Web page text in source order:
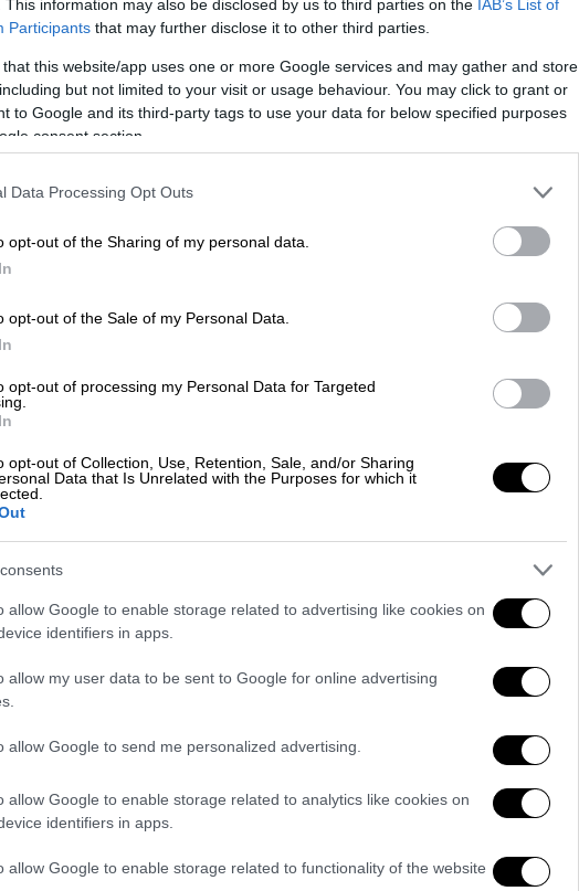
This information may also be disclosed by us to third parties on the IAB’s List of
Participants that may further disclose it to other third parties.
that this website/app uses one or more Google services and may gather and store
but not limited to your visit or usage behaviour. You may click to grant or
to Google and its third-party tags to use your data for below specified purposes
consent section.
Data Processing Opt Outs
opt-out of the Sharing of my personal data.
opt-out of the Sale of my Personal Data.
opt-out of processing my Personal Data for Targeted
opt-out of Collection, Use, Retention, Sale, and/or Sharing
Data that Is Unrelated with the Purposes for which it
allow Google to enable storage related to advertising like cookies on
identifiers in apps.
allow my user data to be sent to Google for online advertising
allow Google to send me personalized advertising.
allow Google to enable storage related to analytics like cookies on
identifiers in apps.
allow Google to enable storage related to functionality of the website
απεργία σήμερα καθώς η στάση
παράνομη χθες με τα σωματεία να
εργάτες της ΛΑΡΚΟ που διαδηλώνουν
#Απεργια_9νοεμβρη
9, 2022
μαθητών, που και εκείνοι βρίσκονται
για το κύμα ακρίβειας.
των Μέσων Μαζική Ενημέρωσης και το
όμως ειδήσεις που αφορούν την
κινητοποιήσειςείναι σε εξέλιξη και στην
της ελληνικής περιφέρειας.
τους κλάδους σε όλη την Ελλάδα
Όλοι στην Απεργία. Όλοι στις